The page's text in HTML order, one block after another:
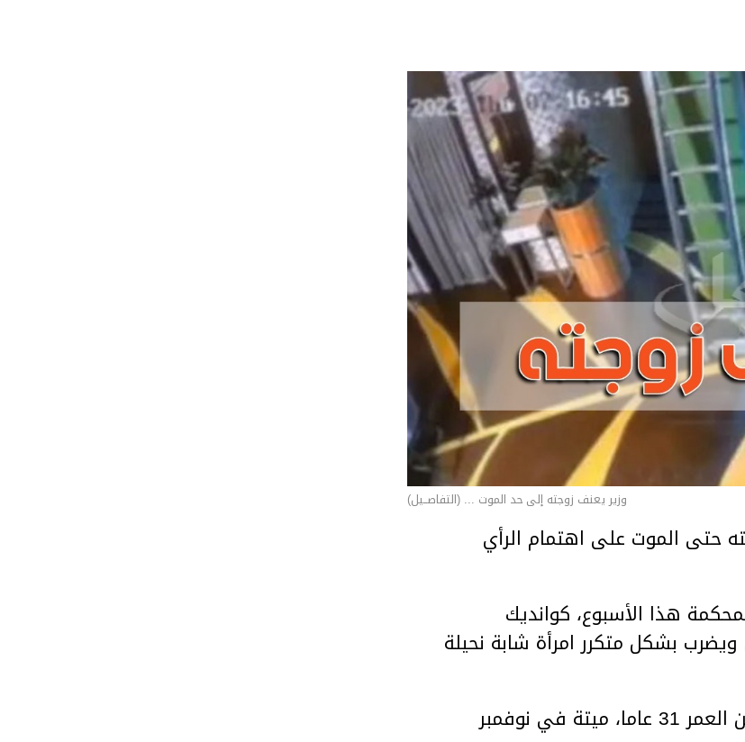
وزير يعنف زوجته إلى حد الموت ... (التفاصــيل)
حتى الموت على اهتمام الرأي
هذا الأسبوع، كوانديك
ويضرب بشكل متكرر امرأة شابة نحيلة
وعثر على المرأة، سلطانات نوكينوفا، البالغة من العمر 31 عاما، ميتة في نوفمبر